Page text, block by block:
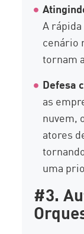
A
cenário
tornam
Defesa
as
nuvem,
atores
uma
#3.